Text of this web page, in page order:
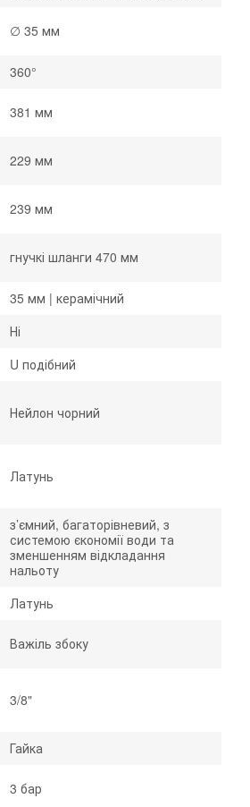
∅ 35 мм
360°
381 мм
229 мм
239 мм
гнучкі шланги 470 мм
35 мм | керамічний
Ні
U подібний
Нейлон чорний
Латунь
з’ємний, багаторівневий, з
системою єкономії води та
зменшенням відкладання
нальоту
Латунь
Важіль збоку
3/8"
Гайка
3 бар